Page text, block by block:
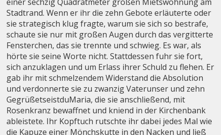
Stadtrand. Wenn er ihr die zehn Gebote erläuterte oder
sie strategisch klug fragte, warum sie sich so bestrafe,
schaute sie nur mit großen Augen durch das vergitterte
Fensterchen, das sie trennte und schwieg. Es war, als
hörte sie seine Worte nicht. Stattdessen fuhr sie fort,
sich anzuklagen und um Erlass ihrer Schuld zu flehen. Er
gab ihr mit schmelzendem Widerstand die Absolution
und verdonnerte sie zu zwanzig Vaterunser und zehn
GegrüßetseistduMaria, die sie anschließend, mit
Rosenkranz bewaffnet und kniend in der Kirchenbank
ableistete. Ihr Kopftuch rutschte ihr dabei jedes Mal wie
die Kapuze einer Mönchskutte in den Nacken und ließ